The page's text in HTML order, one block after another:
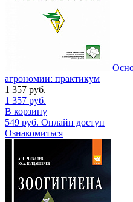
агрономии: практикум
1 357 руб.
1 357 руб.
В корзину
549 руб. Онлайн доступ
Ознакомиться